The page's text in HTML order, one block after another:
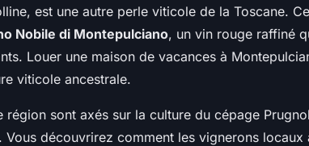
est une autre perle viticole de la Toscane.
Nobile di Montepulciano, un vin rouge raffiné
Louer une maison de vacances à
viticole ancestrale.
région sont axés sur la culture du cépage
Vous découvrirez comment les vignerons locaux